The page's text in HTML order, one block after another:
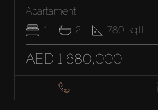
Apartament
1
2 780 sq.ft
AED 1,680,000